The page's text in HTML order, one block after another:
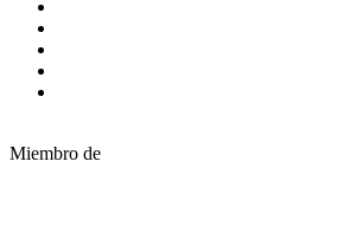
Miembro de